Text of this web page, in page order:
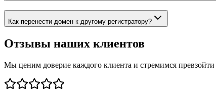
Как перенести домен к другому регистратору?
Отзывы наших клиентов
Мы ценим доверие каждого клиента и стремимся